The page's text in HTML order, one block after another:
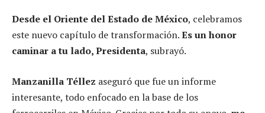
Desde el Oriente del Estado de México, celebramos
este nuevo capítulo de transformación.Es un honor
caminar a tu lado, Presidenta, subrayó.
Manzanilla Téllez aseguró que fue un informe
interesante, todo enfocado en la base de los